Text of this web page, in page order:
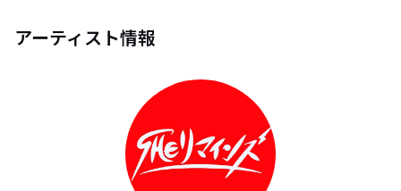
アーティスト情報